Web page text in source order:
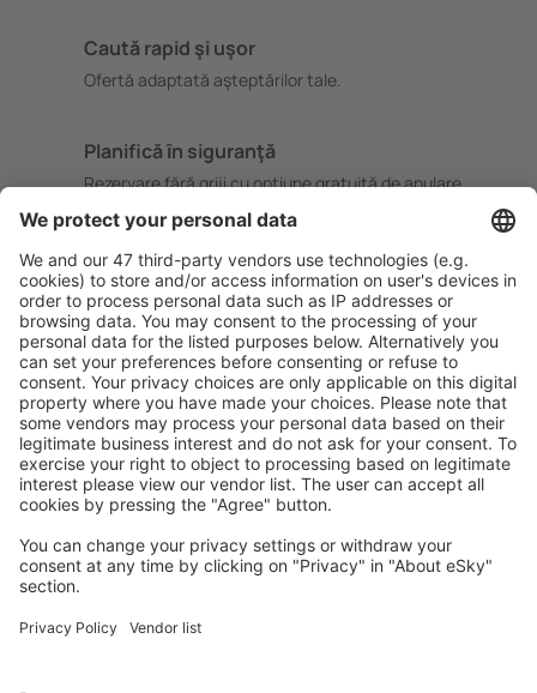
Caută rapid şi uşor
Ofertă adaptată aşteptărilor tale.
Planifică ȋn siguranţă
Rezervare fără griji cu opțiune gratuită de anulare.
Economiseşte mai mult
Prețuri atractive și oferte speciale pentru utilizatorii
conectați.
Cazarea preferată
Alege din peste 1,3 mil. de opţiuni: hoteluri, cabane,
apartamente și altele.
Cele mai căutate hoteluri de către utilizatorii eSky
Hoteluri în Statele Unite ale Americii - Orașe populare